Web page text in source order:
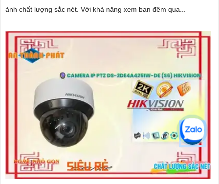
ảnh chất lượng sắc nét. Với khả năng xem ban đêm qua...